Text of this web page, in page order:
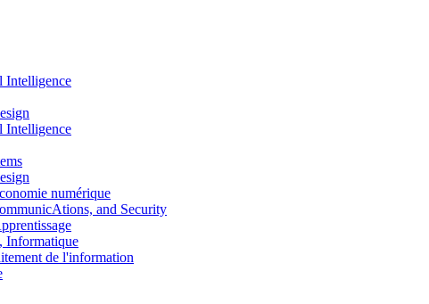
numérique
and Security
Informatique
de l'information